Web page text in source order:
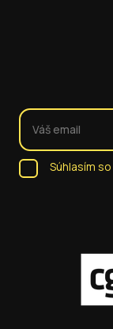
Súhlasím so